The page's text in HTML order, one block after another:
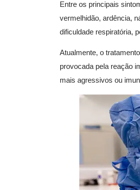
Entre os principais
vermelhidão, ardência,
dificuldade respiratória,
Atualmente, o
provocada pela reação
mais agressivos ou